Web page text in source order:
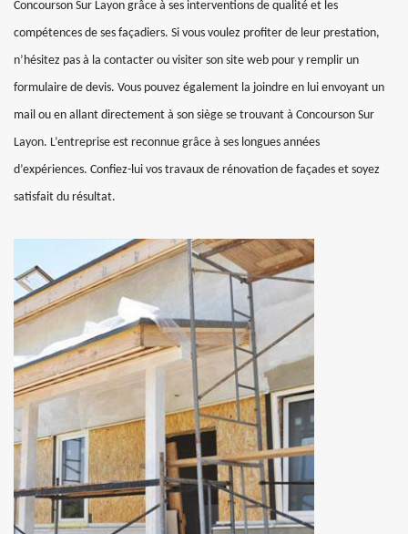
Concourson Sur Layon grâce à ses interventions de qualité et les
compétences de ses façadiers. Si vous voulez profiter de leur prestation,
n’hésitez pas à la contacter ou visiter son site web pour y remplir un
formulaire de devis. Vous pouvez également la joindre en lui envoyant un
mail ou en allant directement à son siège se trouvant à Concourson Sur
Layon. L’entreprise est reconnue grâce à ses longues années
d’expériences. Confiez-lui vos travaux de rénovation de façades et soyez
satisfait du résultat.